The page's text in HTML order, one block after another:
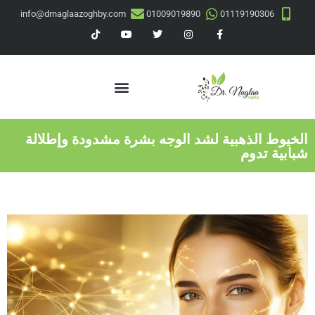
01119190306
01009019890
info@drnaglaazoghby.com
الخيوط الذهبية لشد الوجه بشرة مشدودة وإطلالة
شبابية تدوم